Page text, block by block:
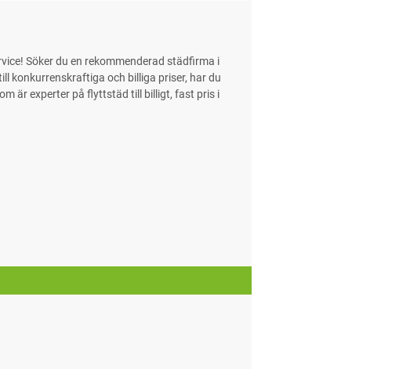
Söker du en rekommenderad städfirma i
konkurrenskraftiga och billiga priser, har du
är experter på flyttstäd till billigt, fast pris i